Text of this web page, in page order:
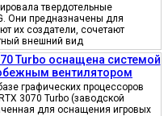
твердотельные
Они предназначены для
их создатели, сочетают
внешний вид
Turbo оснащена системой
вентилятором
графических процессоров
3070 Turbo (заводской
для оснащения игровых